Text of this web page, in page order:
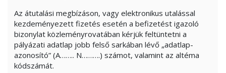
Az átutalási megbízáson, vagy elektronikus utalással
kezdeményezett fizetés esetén a befizetést igazoló
bizonylat közleményrovatában kérjük feltüntetni a
pályázati adatlap jobb felső sarkában lévő „adatlap-
azonosító” (A…….. N……….) számot, valamint az altéma
kódszámát.